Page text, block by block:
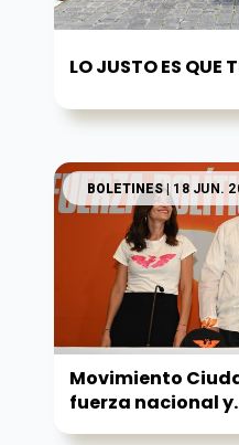
LO JUSTO ES QUE
BOLETINES| 18 JUN.
Movimiento
fuerza nacional